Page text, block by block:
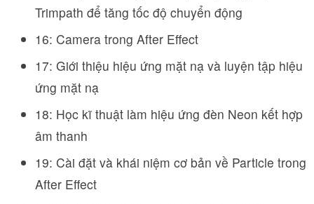
Trimpath để tăng tốc độ chuyển động
16: Camera trong After Effect
17: Giới thiệu hiệu ứng mặt nạ và luyện tập hiệu
ứng mặt nạ
18: Học kĩ thuật làm hiệu ứng đèn Neon kết hợp
âm thanh
19: Cài đặt và khái niệm cơ bản về Particle trong
After Effect